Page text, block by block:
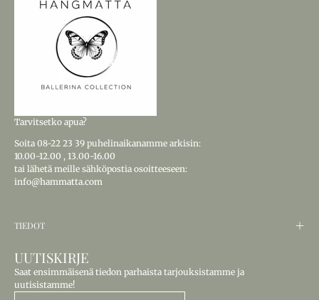
Tarvitsetko apua?
Soita 08-22 23 39 puhelinaikanamme arkisin:
10.00-12.00 , 13.00-16.00
tai lähetä meille sähköpostia osoitteeseen:
info@hammatta.com
TIEDOT
UUTISKIRJE
Saat ensimmäisenä tiedon parhaista tarjouksistamme ja
uutisistamme!